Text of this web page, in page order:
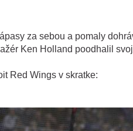
za sebou a pomaly
Ken Holland poodhalil
Red Wings v skratke: